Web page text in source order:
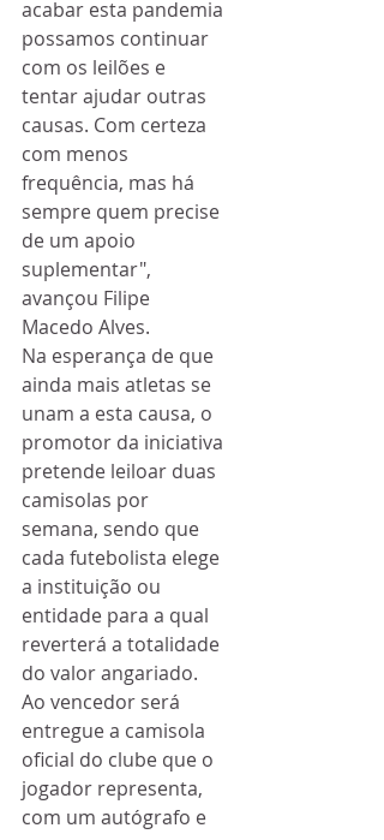
acabar esta pandemia
possamos continuar
com os leilões e
tentar ajudar outras
causas. Com certeza
com menos
frequência, mas há
sempre quem precise
de um apoio
suplementar",
avançou Filipe
Macedo Alves.
Na esperança de que
ainda mais atletas se
unam a esta causa, o
promotor da iniciativa
pretende leiloar duas
camisolas por
semana, sendo que
cada futebolista elege
a instituição ou
entidade para a qual
reverterá a totalidade
do valor angariado.
Ao vencedor será
entregue a camisola
oficial do clube que o
jogador representa,
com um autógrafo e